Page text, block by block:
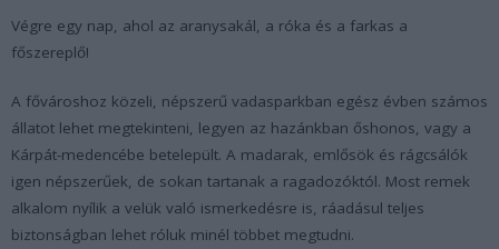
Végre egy nap, ahol az aranysakál, a róka és a farkas a
főszereplő!
A fővároshoz közeli, népszerű vadasparkban egész évben számos
állatot lehet megtekinteni, legyen az hazánkban őshonos, vagy a
Kárpát-medencébe betelepült. A madarak, emlősök és rágcsálók
igen népszerűek, de sokan tartanak a ragadozóktól. Most remek
alkalom nyílik a velük való ismerkedésre is, ráadásul teljes
biztonságban lehet róluk minél többet megtudni.